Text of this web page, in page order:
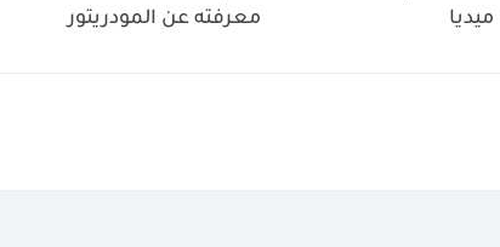
معرفته عن المودريتور